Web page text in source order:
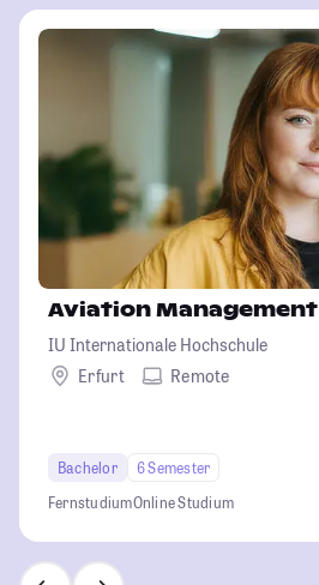
Aviation Management
IU Internationale Hochschule
Erfurt
Remote
Bachelor
6 Semester
FernstudiumOnline Studium